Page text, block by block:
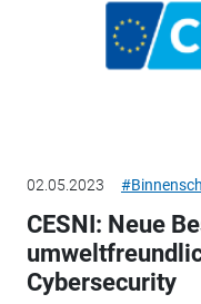
02.05.2023
CESNI: Neue
Cybersecurity